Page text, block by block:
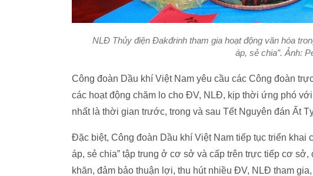
NLĐ Thủy điện Đakđrinh tham gia hoạt động văn hóa
áp, sẻ chia”. Ảnh:
Công đoàn Dầu khí Việt Nam yêu cầu các Công đoàn
các hoạt động chăm lo cho ĐV, NLĐ, kịp thời ứng phó
nhất là thời gian trước, trong và sau Tết Nguyên đán Ất
Đặc biệt, Công đoàn Dầu khí Việt Nam tiếp tục triển khai
áp, sẻ chia” tập trung ở cơ sở và cấp trên trực tiếp cơ
khăn, đảm bảo thuận lợi, thu hút nhiều ĐV, NLĐ tham